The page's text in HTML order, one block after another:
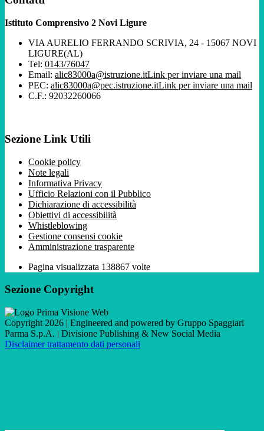
Istituto Comprensivo 2 Novi Ligure
VIA AURELIO FERRANDO SCRIVIA, 24 - 15067 NOVI
LIGURE(AL)
Tel: 0143/76047
Email: alic83000a@istruzione.itLink per inviare una mail
PEC: alic83000a@pec.istruzione.itLink per inviare una mail
C.F.: 92032260066
Sezione Link Utili
Cookie policy
Note legali
Informativa Privacy
Ufficio Relazioni con il Pubblico
Dichiarazione di accessibilità
Obiettivi di accessibilità
Whistleblowing
Gestione consensi cookie
Amministrazione trasparente
Pagina visualizzata 138867 volte
Sezione Copyright
Copyright 2026 | Engineered and powered by Gruppo Spaggiari
Parma S.p.A. | Divisione Publishing & New Social Media
Disclaimer trattamento dati personali